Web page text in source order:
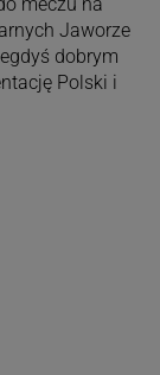
Jaworze
dobrym
Polski i